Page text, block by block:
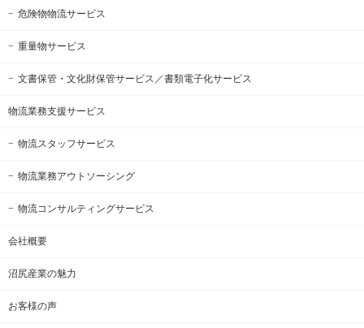
危険物物流サービス
重量物サービス
文書保管・文化財保管サービス ／書類電子化サービス
物流業務支援サービス
物流スタッフサービス
物流業務アウトソーシング
物流コンサルティングサービス
会社概要
沼尻産業の魅力
お客様の声